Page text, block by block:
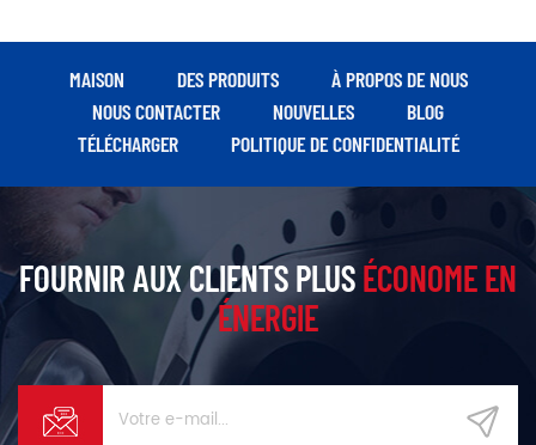
et peut s'adapter à divers
environnements de travail,
gaz de diverses industries.
MAISON DES PRODUITS
À PROPOS DE NOUS
NOUS CONTACTER
NOUVELLES
BLOG
TÉLÉCHARGER
POLITIQUE DE CONFIDENTIALITÉ
FOURNIR AUX CLIENTS PLUSÉCONOME EN
ÉNERGIE